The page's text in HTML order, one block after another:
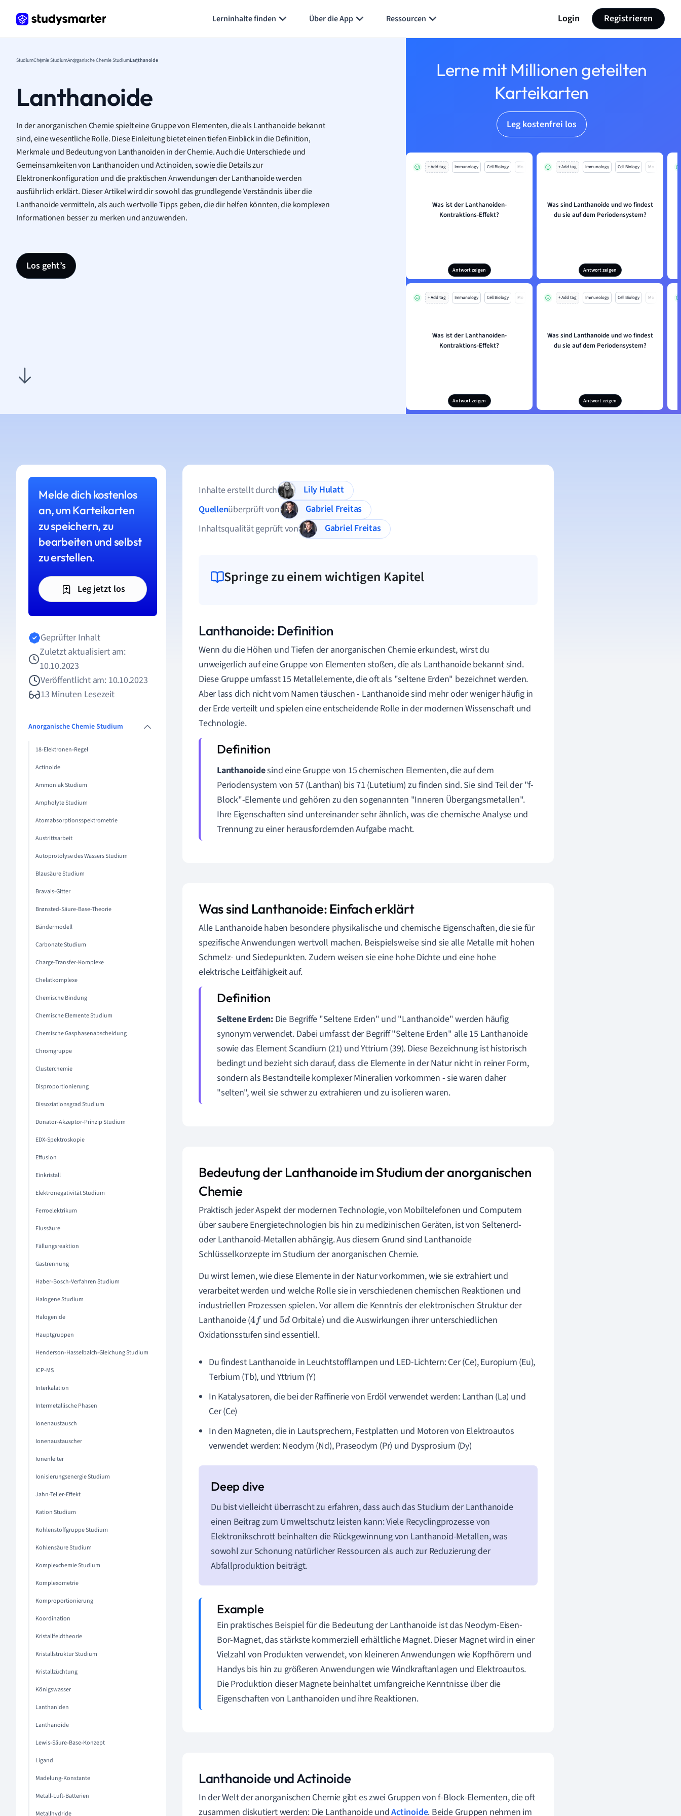
Lerninhalte finden Über die App Ressourcen Login Registrieren
StudiumChemie StudiumAnorganische Chemie StudiumLanthanoide
Lanthanoide
In der anorganischen Chemie spielt eine Gruppe von Elementen, die als Lanthanoide bekannt
sind, eine wesentliche Rolle. Diese Einleitung bietet einen tiefen Einblick in die Definition,
Merkmale und Bedeutung von Lanthanoiden in der Chemie. Auch die Unterschiede und
Gemeinsamkeiten von Lanthanoiden und Actinoiden, sowie die Details zur
Elektronenkonfiguration und die praktischen Anwendungen der Lanthanoide werden
ausführlich erklärt. Dieser Artikel wird dir sowohl das grundlegende Verständnis über die
Lanthanoide vermitteln, als auch wertvolle Tipps geben, die dir helfen könnten, die komplexen
Informationen besser zu merken und anzuwenden.
Los geht’s
Lerne mit Millionen geteilten
Karteikarten
Leg kostenfrei los
+ Add tag Immunology Cell Biology Mo
Was ist der Lanthanoiden-
Kontraktions-Effekt?
Antwort zeigen
+ Add tag Immunology Cell Biology Mo
Was sind Lanthanoide und wo findest
du sie auf dem Periodensystem?
Antwort zeigen
+ Add tag Immunology Cell Biology Mo
Was ist der Lanthanoiden-
Kontraktions-Effekt?
Antwort zeigen
+ Add tag Immunology Cell Biology Mo
Was sind Lanthanoide und wo findest
du sie auf dem Periodensystem?
Antwort zeigen
Melde dich kostenlos
an, um Karteikarten
zu speichern, zu
bearbeiten und selbst
zu erstellen.
Leg jetzt los
Geprüfter Inhalt
Zuletzt aktualisiert am:
10.10.2023
Veröffentlicht am: 10.10.2023
13 Minuten Lesezeit
Anorganische Chemie Studium
18-Elektronen-Regel
Actinoide
Ammoniak Studium
Ampholyte Studium
Atomabsorptionsspektrometrie
Austrittsarbeit
Autoprotolyse des Wassers Studium
Blausäure Studium
Bravais-Gitter
Brønsted-Säure-Base-Theorie
Bändermodell
Carbonate Studium
Charge-Transfer-Komplexe
Chelatkomplexe
Chemische Bindung
Chemische Elemente Studium
Chemische Gasphasenabscheidung
Chromgruppe
Clusterchemie
Disproportionierung
Dissoziationsgrad Studium
Donator-Akzeptor-Prinzip Studium
EDX-Spektroskopie
Effusion
Einkristall
Elektronegativität Studium
Ferroelektrikum
Flussäure
Fällungsreaktion
Gastrennung
Haber-Bosch-Verfahren Studium
Halogene Studium
Halogenide
Hauptgruppen
Henderson-Hasselbalch-Gleichung Studium
ICP-MS
Interkalation
Intermetallische Phasen
Ionenaustausch
Ionenaustauscher
Ionenleiter
Ionisierungsenergie Studium
Jahn-Teller-Effekt
Kation Studium
Kohlenstoffgruppe Studium
Kohlensäure Studium
Komplexchemie Studium
Komplexometrie
Komproportionierung
Koordination
Kristallfeldtheorie
Kristallstruktur Studium
Kristallzüchtung
Königswasser
Lanthaniden
Lanthanoide
Lewis-Säure-Base-Konzept
Ligand
Madelung-Konstante
Metall-Luft-Batterien
Metallhydride
Inhalte erstellt durch
Lily Hulatt
Quellenüberprüft von
Gabriel Freitas
Inhaltsqualität geprüft von
Gabriel Freitas
Springe zu einem wichtigen Kapitel
Lanthanoide: Definition
Wenn du die Höhen und Tiefen der anorganischen Chemie erkundest, wirst du
unweigerlich auf eine Gruppe von Elementen stoßen, die als Lanthanoide bekannt sind.
Diese Gruppe umfasst 15 Metallelemente, die oft als "seltene Erden" bezeichnet werden.
Aber lass dich nicht vom Namen täuschen - Lanthanoide sind mehr oder weniger häufig in
der Erde verteilt und spielen eine entscheidende Rolle in der modernen Wissenschaft und
Technologie.
Lanthanoidesind eine Gruppe von 15 chemischen Elementen, die auf dem
Periodensystem von 57 (Lanthan) bis 71 (Lutetium) zu finden sind. Sie sind Teil der "f-
Block"-Elemente und gehören zu den sogenannten "Inneren Übergangsmetallen".
Ihre Eigenschaften sind untereinander sehr ähnlich, was die chemische Analyse und
Trennung zu einer herausfordernden Aufgabe macht.
Was sind Lanthanoide: Einfach erklärt
Alle Lanthanoide haben besondere physikalische und chemische Eigenschaften, die sie für
spezifische Anwendungen wertvoll machen. Beispielsweise sind sie alle Metalle mit hohen
Schmelz- und Siedepunkten. Zudem weisen sie eine hohe Dichte und eine hohe
elektrische Leitfähigkeit auf.
Seltene Erden:Die Begriffe "Seltene Erden" und "Lanthanoide" werden häufig
synonym verwendet. Dabei umfasst der Begriff "Seltene Erden" alle 15 Lanthanoide
sowie das Element Scandium (21) und Yttrium (39). Diese Bezeichnung ist historisch
bedingt und bezieht sich darauf, dass die Elemente in der Natur nicht in reiner Form,
sondern als Bestandteile komplexer Mineralien vorkommen - sie waren daher
"selten", weil sie schwer zu extrahieren und zu isolieren waren.
Bedeutung der Lanthanoide im Studium der anorganischen
Chemie
Praktisch jeder Aspekt der modernen Technologie, von Mobiltelefonen und Computern
über saubere Energietechnologien bis hin zu medizinischen Geräten, ist von Seltenerd-
oder Lanthanoid-Metallen abhängig. Aus diesem Grund sind Lanthanoide
Schlüsselkonzepte im Studium der anorganischen Chemie.
Du wirst lernen, wie diese Elemente in der Natur vorkommen, wie sie extrahiert und
verarbeitet werden und welche Rolle sie in verschiedenen chemischen Reaktionen und
industriellen Prozessen spielen. Vor allem die Kenntnis der elektronischen Struktur der
Lanthanoide (4f und 5d Orbitale) und die Auswirkungen ihrer unterschiedlichen
Oxidationsstufen sind essentiell.
Du findest Lanthanoide in Leuchtstofflampen und LED-Lichtern: Cer (Ce), Europium (Eu),
Terbium (Tb), und Yttrium (Y)
In Katalysatoren, die bei der Raffinerie von Erdöl verwendet werden: Lanthan (La) und
Cer (Ce)
In den Magneten, die in Lautsprechern, Festplatten und Motoren von Elektroautos
verwendet werden: Neodym (Nd), Praseodym (Pr) und Dysprosium (Dy)
Du bist vielleicht überrascht zu erfahren, dass auch das Studium der Lanthanoide
einen Beitrag zum Umweltschutz leisten kann: Viele Recyclingprozesse von
Elektronikschrott beinhalten die Rückgewinnung von Lanthanoid-Metallen, was
sowohl zur Schonung natürlicher Ressourcen als auch zur Reduzierung der
Abfallproduktion beiträgt.
Ein praktisches Beispiel für die Bedeutung der Lanthanoide ist das Neodym-Eisen-
Bor-Magnet, das stärkste kommerziell erhältliche Magnet. Dieser Magnet wird in einer
Vielzahl von Produkten verwendet, von kleineren Anwendungen wie Kopfhörern und
Handys bis hin zu größeren Anwendungen wie Windkraftanlagen und Elektroautos.
Die Produktion dieser Magnete beinhaltet umfangreiche Kenntnisse über die
Eigenschaften von Lanthanoiden und ihre Reaktionen.
Lanthanoide und Actinoide
In der Welt der anorganischen Chemie gibt es zwei Gruppen von f-Block-Elementen, die oft
zusammen diskutiert werden: Die Lanthanoide undActinoide. Beide Gruppen nehmen im